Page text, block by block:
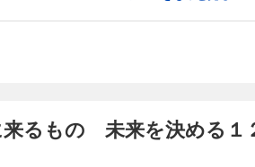
来るもの 未来を決める１